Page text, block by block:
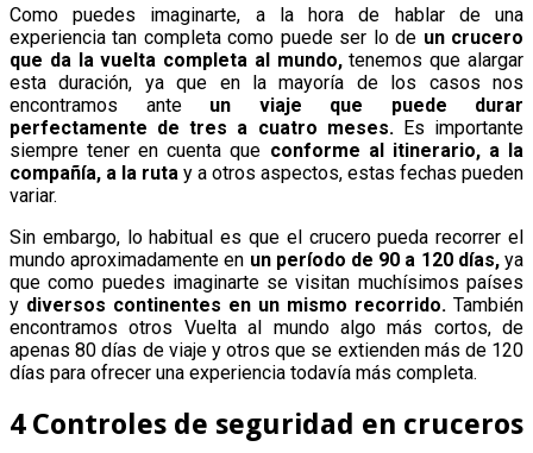
Como puedes imaginarte, a la hora de hablar de una
experiencia tan completa como puede ser lo de un crucero
que da la vuelta completa al mundo,tenemos que alargar
esta duración, ya que en la mayoría de los casos nos
encontramos anteun viaje que puede durar
perfectamente de tres a cuatro meses. Es importante
siempre tener en cuenta que conforme al itinerario, a la
compañía, a la ruta y a otros aspectos, estas fechas pueden
variar.
Sin embargo, lo habitual es que el crucero pueda recorrer el
mundo aproximadamente en un período de 90 a 120 días,ya
que como puedes imaginarte se visitan muchísimos países
y diversos continentes en un mismo recorrido. También
encontramos otros Vuelta al mundo algo más cortos, de
apenas 80 días de viaje y otros que se extienden más de 120
días para ofrecer una experiencia todavía más completa.
4 Controles de seguridad en cruceros